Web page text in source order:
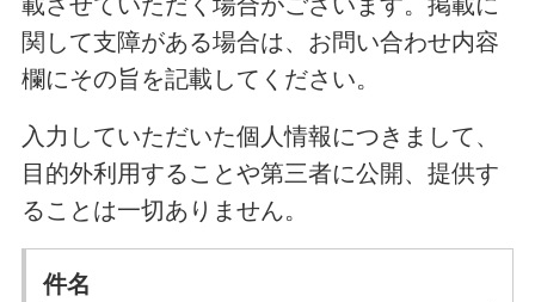
載させていただく場合がございます。掲載に
関して支障がある場合は、お問い合わせ内容
欄にその旨を記載してください。
入力していただいた個人情報につきまして、
目的外利用することや第三者に公開、提供す
ることは一切ありません。
件名